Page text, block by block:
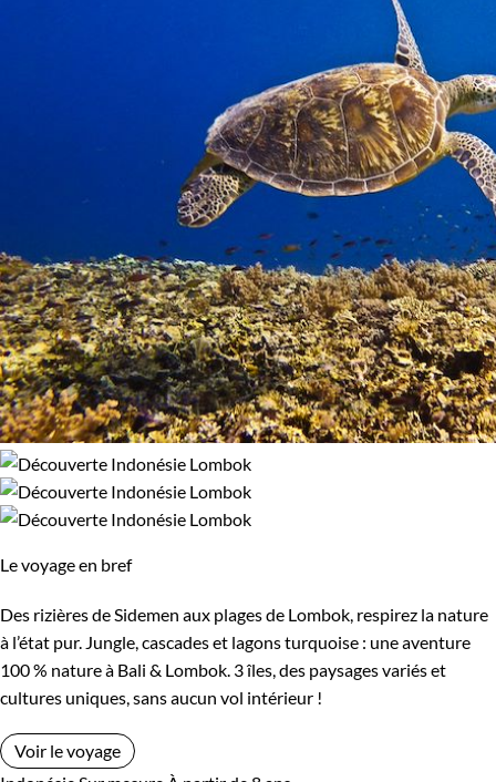
Le voyage en bref
Des rizières de Sidemen aux plages de Lombok, respirez la nature
à l’état pur. Jungle, cascades et lagons turquoise : une aventure
100 % nature à Bali & Lombok. 3 îles, des paysages variés et
cultures uniques, sans aucun vol intérieur !
Voir le voyage